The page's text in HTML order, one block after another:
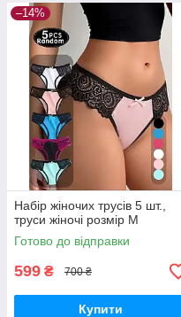
–14%
Набір жіночих трусів 5 шт.,
труси жіночі розмір M
Готово до відправки
599 ₴ 700 ₴
Купити